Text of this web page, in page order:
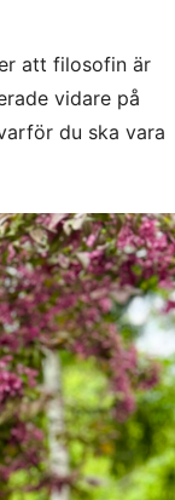
att filosofin är
vidare på
du ska vara